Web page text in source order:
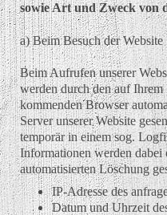
sowie Art und Zweck von
a) Beim Besuch der Website
Beim Aufrufen unserer
werden durch den auf Ihrem
kommenden Browser
Server unserer Website
temporär in einem sog.
Informationen werden
automatisierten Löschung
IP-Adresse des
Datum und Uhrzeit